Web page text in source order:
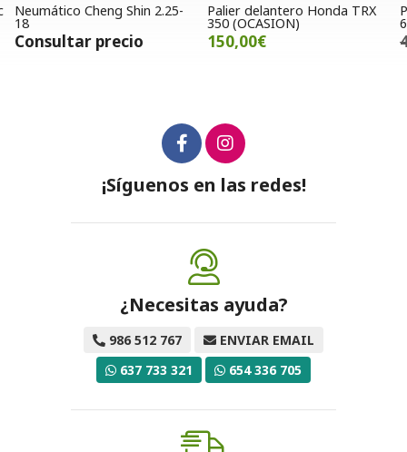
Palier delantero Honda TRX
350 (OCASION)
150,00€
Piloto trasero Suzuki
600 y 1200
45,00€
¡Síguenos en las redes!
¿Necesitas ayuda?
986 512 767
ENVIAR EMAIL
637 733 321
654 336 705